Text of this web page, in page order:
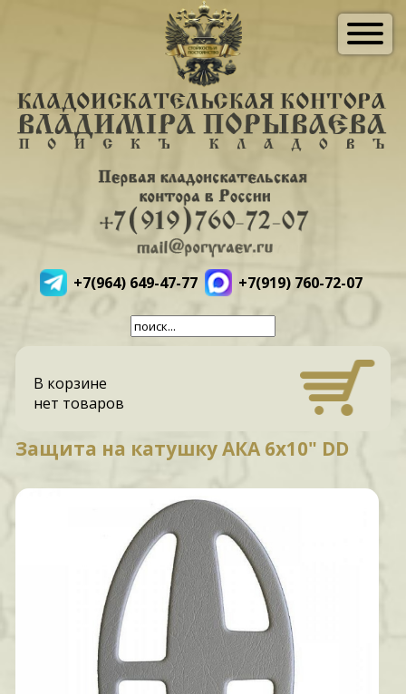
+7(964) 649-47-77 +7(919) 760-72-07
В корзине
нет товаров
Защита на катушку АКА 6х10" DD